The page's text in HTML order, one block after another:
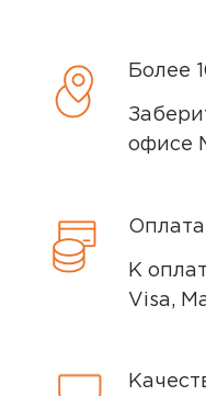
Более
офисе
К
Visa,